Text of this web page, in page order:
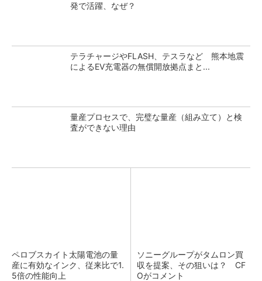
発で活躍、なぜ？
テラチャージやFLASH、テスラなど 熊本地震
によるEV充電器の無償開放拠点まと...
量産プロセスで、完璧な量産（組み立て）と検
査ができない理由
ペロブスカイト太陽電池の量
産に有効なインク、従来比で1.
5倍の性能向上
ソニーグループがタムロン買
収を提案、その狙いは？ CF
Oがコメント